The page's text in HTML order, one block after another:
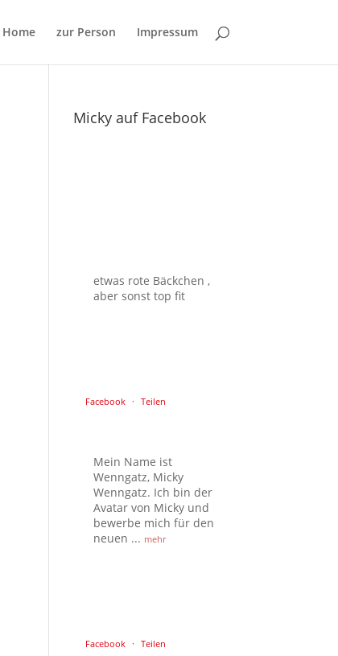
Home zur Person Impressum
Micky auf Facebook
etwas rote Bäckchen ,
aber sonst top fit
Facebook · Teilen
Mein Name ist
Wenngatz, Micky
Wenngatz. Ich bin der
Avatar von Micky und
bewerbe mich für den
neuen ... mehr
Facebook · Teilen